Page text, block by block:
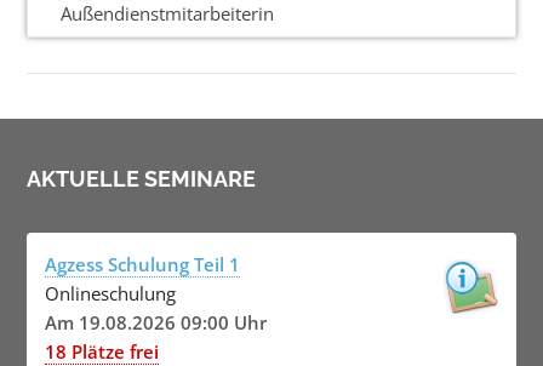
Außendienstmitarbeiterin
AKTUELLE SEMINARE
Agzess Schulung Teil 1
Onlineschulung
Am 19.08.2026 09:00 Uhr
18 Plätze frei